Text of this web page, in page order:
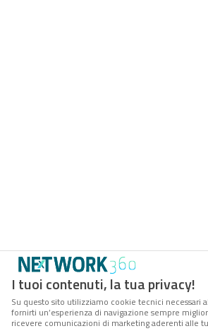
I tuoi contenuti, la tua privacy!
Su questo sito utilizziamo cookie tecnici necessari
fornirti un’esperienza di navigazione sempre
ricevere comunicazioni di marketing aderenti alle